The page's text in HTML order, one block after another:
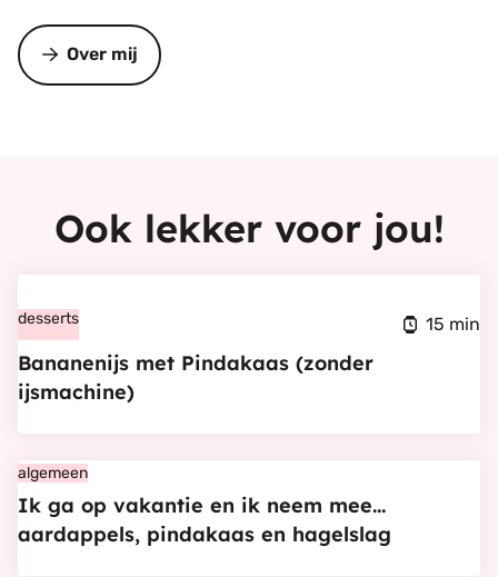
Over mij
Ook lekker voor jou!
Bananenijs
Pindakaas
desserts 15 min
Bananenijs met Pindakaas (zonder
ijsmachine)
Bekijk
Ik
ga
algemeen
Ik ga op vakantie en ik neem mee…
aardappels, pindakaas en hagelslag